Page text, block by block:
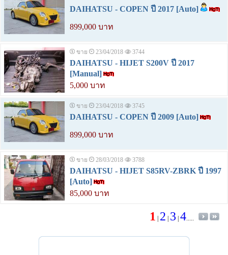
DAIHATSU - COPEN ปี 2017 [Auto]
899,000 บาท
ขาย 23/04/2018 3744
DAIHATSU - HIJET S200V ปี 2017
[Manual]
5,000 บาท
ขาย 23/04/2018 3745
DAIHATSU - COPEN ปี 2009 [Auto]
899,000 บาท
ขาย 28/03/2018 3788
DAIHATSU - HIJET S85RV-ZBRK ปี 1997
[Auto]
85,000 บาท
1 2 3 4.....